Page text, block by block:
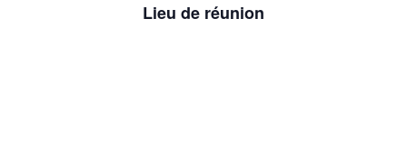
Lieu de réunion